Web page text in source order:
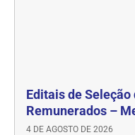
Editais de
Remunerados –
4 DE AGOSTO DE 2026